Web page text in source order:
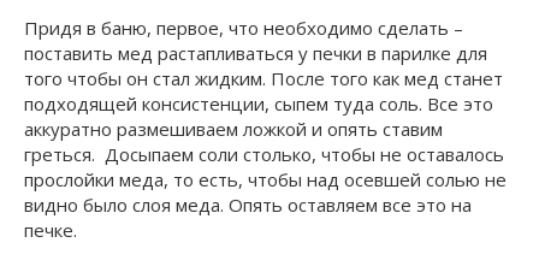
Придя в баню, первое, что необходимо сделать –
поставить мед растапливаться у печки в парилке для
того чтобы он стал жидким. После того как мед станет
подходящей консистенции, сыпем туда соль. Все это
аккуратно размешиваем ложкой и опять ставим
греться. Досыпаем соли столько, чтобы не оставалось
прослойки меда, то есть, чтобы над осевшей солью не
видно было слоя меда. Опять оставляем все это на
печке.